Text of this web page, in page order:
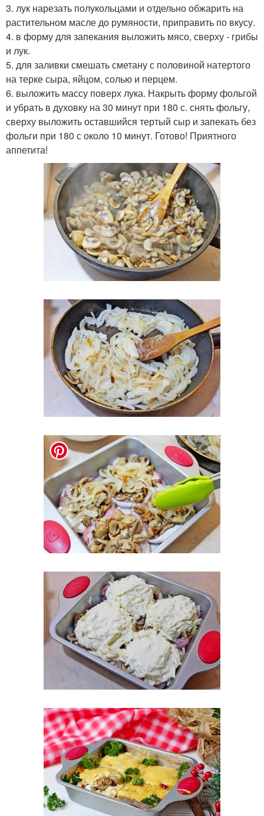
3. лук нарезать полукольцами и отдельно обжарить на
растительном масле до румяности, приправить по вкусу.
4. в форму для запекания выложить мясо, сверху - грибы
и лук.
5. для заливки смешать сметану с половиной натертого
на терке сыра, яйцом, солью и перцем.
6. выложить массу поверх лука. Накрыть форму фольгой
и убрать в духовку на 30 минут при 180 с. снять фольгу,
сверху выложить оставшийся тертый сыр и запекать без
фольги при 180 с около 10 минут. Готово! Приятного
аппетита!